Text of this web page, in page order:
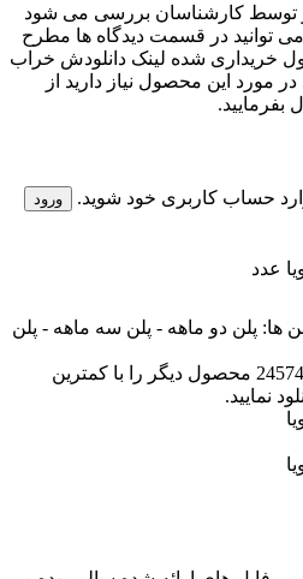
توسط کارشناسان بررسی می شود
می توانید در قسمت دیدگاه ها مطرح
خریداری شده لینک دانلودش خراب
مورد این محصول نیاز دارید از
حساب کاربری خود شوید. ورود
عدد
ها: پلن دو ماهه - پلن سه ماهه - پلن
شما می توانید این محصول و 24574 محصول دیگر را با کمترین
نمایید.